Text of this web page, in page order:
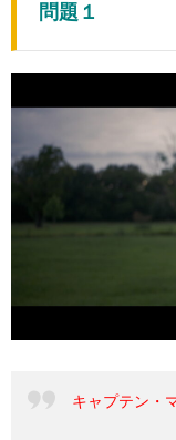
問題１
キャプテン・